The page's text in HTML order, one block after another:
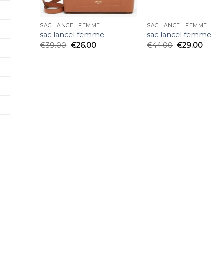
SAC LANCEL FEMME
sac lancel femme
€39.00 €26.00
SAC LANCEL FEMME
sac lancel femme
€44.00 €29.00